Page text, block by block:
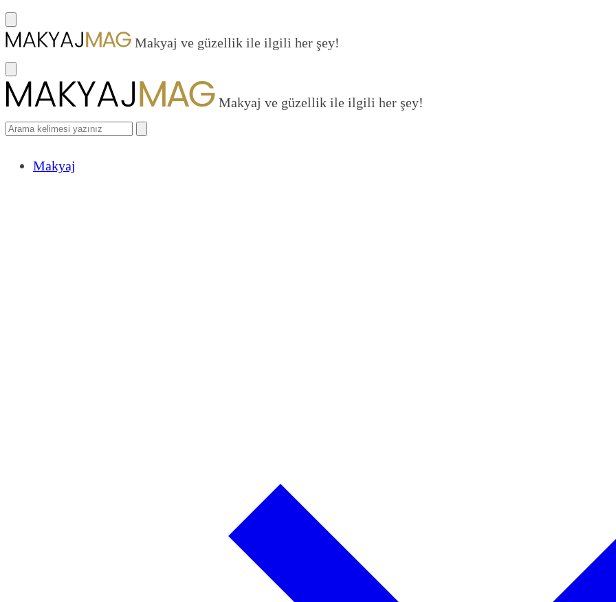
Makyaj ve güzellik ile ilgili her şey!
Makyaj ve güzellik ile ilgili her şey!
Makyaj